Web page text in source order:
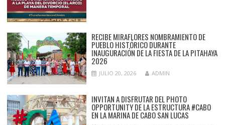
RECIBE MIRAFLORES NOMBRAMIENTO DE
PUEBLO HISTÓRICO DURANTE
INAUGURACIÓN DE LA FIESTA DE LA PITAHAYA
2026
JULIO 20, 2026 ADMIN
INVITAN A DISFRUTAR DEL PHOTO
OPPORTUNITY DE LA ESTRUCTURA #CABO
EN LA MARINA DE CABO SAN LUCAS